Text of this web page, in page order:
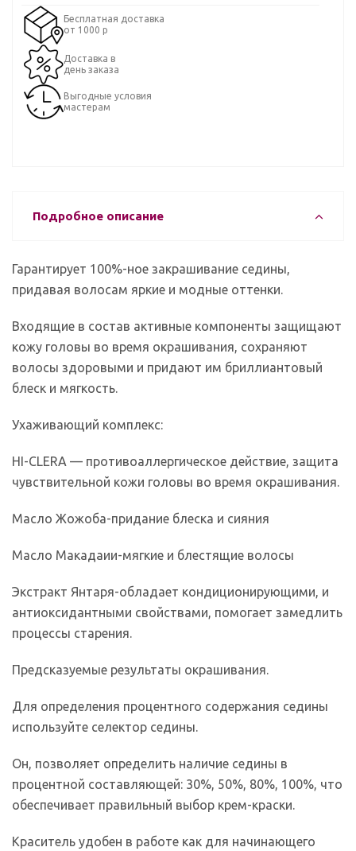
Бесплатная доставка
от 1000 р
Доставка в
день заказа
Выгодные условия
мастерам
Подробное описание
Гарантирует 100%-ное закрашивание седины,
придавая волосам яркие и модные оттенки.
Входящие в состав активные компоненты защищают
кожу головы во время окрашивания, сохраняют
волосы здоровыми и придают им бриллиантовый
блеск и мягкость.
Ухаживающий комплекс:
HI-CLERA — противоаллергическое действие, защита
чувствительной кожи головы во время окрашивания.
Масло Жожоба-придание блеска и сияния
Масло Макадаии-мягкие и блестящие волосы
Экстракт Янтаря-обладает кондиционирующими, и
антиоксидантными свойствами, помогает замедлить
процессы старения.
Предсказуемые результаты окрашивания.
Для определения процентного содержания седины
используйте селектор седины.
Он, позволяет определить наличие седины в
процентной составляющей: 30%, 50%, 80%, 100%, что
обеспечивает правильный выбор крем-краски.
Краситель удобен в работе как для начинающего